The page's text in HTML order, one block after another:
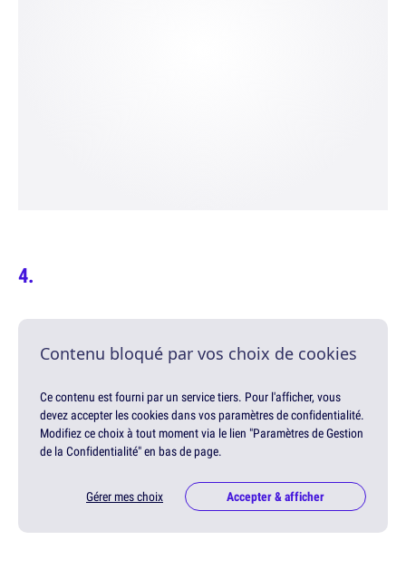
Contenu bloqué par vos choix de cookies
Ce contenu est fourni par un service tiers. Pour l'afficher, vous
devez accepter les cookies dans vos paramètres de confidentialité.
Modifiez ce choix à tout moment via le lien "Paramètres de Gestion
de la Confidentialité" en bas de page.
Gérer mes choix Accepter & afficher